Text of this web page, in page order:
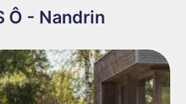
Ô - Nandrin